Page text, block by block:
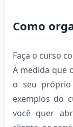
Como
Faça o curso
À medida que
o seu
exemplos do
você quer